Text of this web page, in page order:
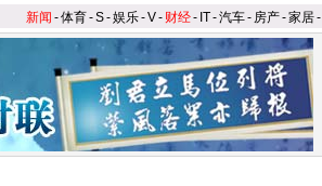
新闻 -体育-S-娱乐-V- 财经- IT-汽车- 房产-家居-